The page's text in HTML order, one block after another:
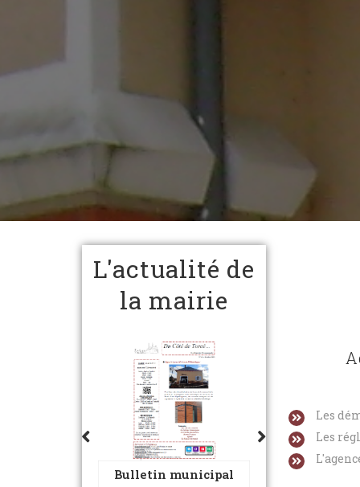
L'actualité de
la mairie
Bulletin municipal
Dossier
Les
Les